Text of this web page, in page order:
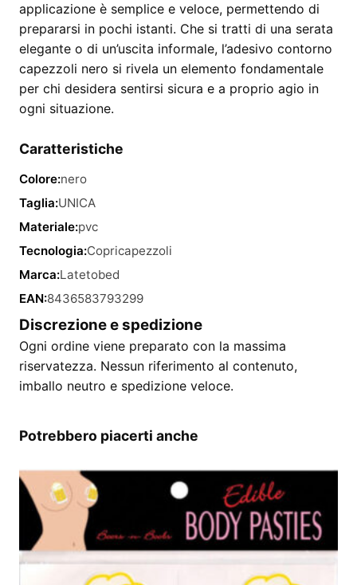
applicazione è semplice e veloce, permettendo di
prepararsi in pochi istanti. Che si tratti di una serata
elegante o di un’uscita informale, l’adesivo contorno
capezzoli nero si rivela un elemento fondamentale
per chi desidera sentirsi sicura e a proprio agio in
ogni situazione.
Caratteristiche
Colore:nero
Taglia:UNICA
Materiale:pvc
Tecnologia:Copricapezzoli
Marca:Latetobed
EAN:8436583793299
Discrezione e spedizione
Ogni ordine viene preparato con la massima
riservatezza. Nessun riferimento al contenuto,
imballo neutro e spedizione veloce.
Potrebbero piacerti anche